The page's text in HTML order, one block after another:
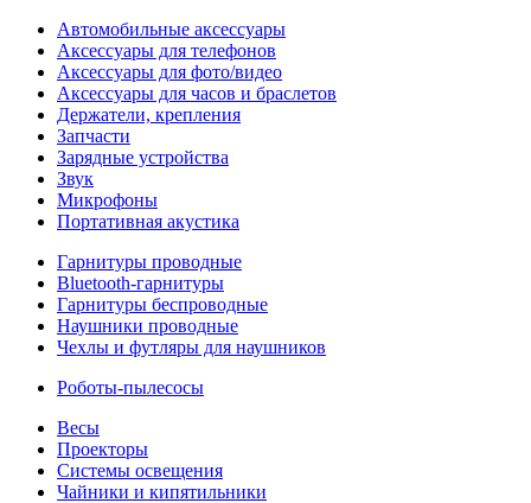
Автомобильные аксессуары
Аксессуары для телефонов
Аксессуары для фото/видео
Аксессуары для часов и браслетов
Держатели, крепления
Запчасти
Зарядные устройства
Звук
Микрофоны
Портативная акустика
Гарнитуры проводные
Bluetooth-гарнитуры
Гарнитуры беспроводные
Наушники проводные
Чехлы и футляры для наушников
Роботы-пылесосы
Весы
Проекторы
Системы освещения
Чайники и кипятильники